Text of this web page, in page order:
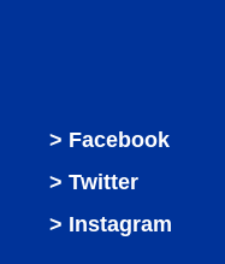
Facebook
Twitter
Instagram